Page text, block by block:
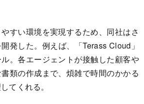
すい環境を実現するため、同社はさ
発した。例えば、「Terass Cloud」
。各エージェントが接触した顧客や
類の作成まで、煩雑で時間のかかる
てくれる。